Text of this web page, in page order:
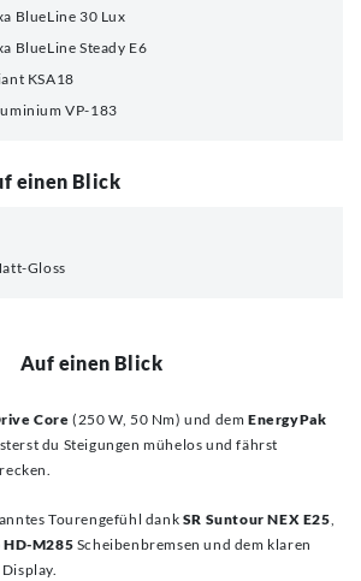
BlueLine 30 Lux
BlueLine Steady E6
KSA18
VP-183
einen Blick
Gloss
Auf einen Blick
Core (250 W, 50 Nm) und demEnergyPak
du Steigungen mühelos und fährst
Tourengefühl dank SR Suntour NEX E25,
M285Scheibenbremsen und dem klaren
Display.